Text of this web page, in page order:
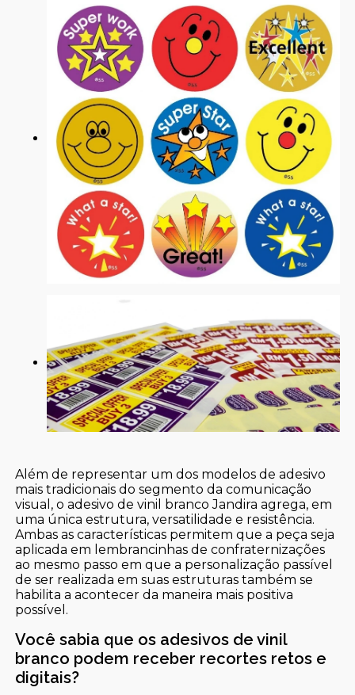
Além de representar um dos modelos de adesivo
mais tradicionais do segmento da comunicação
visual, o adesivo de vinil branco Jandira agrega, em
uma única estrutura, versatilidade e resistência.
Ambas as características permitem que a peça seja
aplicada em lembrancinhas de confraternizações
ao mesmo passo em que a personalização passível
de ser realizada em suas estruturas também se
habilita a acontecer da maneira mais positiva
possível.
Você sabia que os adesivos de vinil
branco podem receber recortes retos e
digitais?